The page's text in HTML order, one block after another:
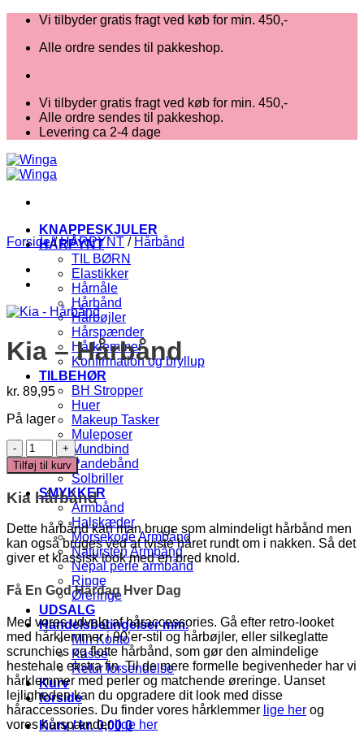
Fortsæt
indhold
Vi tilbyder gratis fragt ved køb for min. 450,-
Alle ordre sendes til pakkeshop.
Vi tilbyder gratis fragt ved køb for min. 450,-
Alle ordre sendes til pakkeshop.
Levering ca 2-4 dage
KNAPPESKJULER
HÅRPYNT
TIL BØRN
Elastikker
Hårnåle
Hårbånd
Hårbøjler
Hårspænder
Hårklemmer
Konfirmation og bryllup
TILBEHØR
BH Stropper
Huer
Makeup Tasker
Muleposer
Mundbind
Pandebånd
Solbriller
SMYKKER
Armbånd
Halskæder
Morsekode Armbånd
Natursten Armbånd
Nepal perle armbånd
Ringe
Øreringe
UDSALG
Handelsbetingelser mm.
Min Konto
Kasse
Retur forsendelse
Kurv
forside
Kurv /kr.0,00 0
Forside / HÅRPYNT / Hårbånd
Kia – Hårbånd
kr. 89,95
På lager
Kia
-
Hårbånd
antal
Tilføj til kurv
Kia hårbånd
Dette hårbånd kan man bruge som almindeligt hårbånd men
kan også bruges ved at tviste håret rundt om i nakken. Så det
giver et klassisk look med en bred knold.
Få En God Hårdag Hver Dag
Med vores udvalg af håraccessories. Gå efter retro-looket
med hårklemmer i 90’er-stil og hårbøjler, eller silkeglatte
scrunchies og flotte hårbånd, som gør den almindelige
hestehale ekstra fin. Til de mere formelle begivenheder har vi
hårklemmer med perler og matchende øreringe. Uanset
lejligheden kan du opgradere dit look med disse
håraccessories. Du finder vores hårklemmer lige her og
vores hårspænderlige her